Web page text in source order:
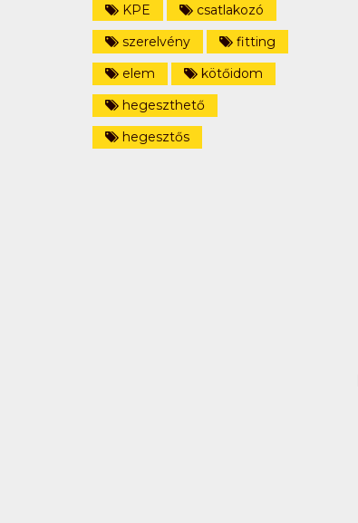
KPE
csatlakozó
szerelvény
fitting
elem
kötőidom
hegeszthető
hegesztős